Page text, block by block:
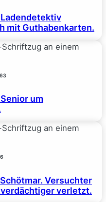
Ladendetektiv
mit Guthabenkarten.
um
Versuchter
verletzt.